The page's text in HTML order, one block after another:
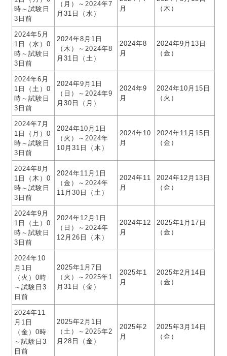
時～試験日
3日前
（月）～2024年7
月31日（水）
月
（木）
2024年5月
1日（水）0
時～試験日
3日前
2024年8月1日
（木）～2024年8
月31日（土）
2024年8
月
2024年9月13日
（金）
2024年6月
1日（土）0
時～試験日
3日前
2024年9月1日
（日）～2024年9
月30日（月）
2024年9
月
2024年10月15日
（火）
2024年7月
1日（月）0
時～試験日
3日前
2024年10月1日
（火）～2024年
10月31日（木）
2024年10
月
2024年11月15日
（金）
2024年8月
1日（木）0
時～試験日
3日前
2024年11月1日
（金）～2024年
11月30日（土）
2024年11
月
2024年12月13日
（金）
2024年9月
1日（土）0
時～試験日
3日前
2024年12月1日
（日）～2024年
12月26日（木）
2024年12
月
2025年1月17日
（金）
2024年10
月1日
（火）0時
～試験日3
日前
2025年1月7日
（火）～2025年1
月31日（金）
2025年1
月
2025年2月14日
（金）
2024年11
月1日
（金）0時
～試験日3
日前
2025年2月1日
（土）～2025年2
月28日（金）
2025年2
月
2025年3月14日
（金）